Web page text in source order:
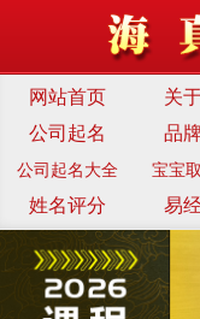
网站首页 关
公司起名
品
公司起名大全 宝宝
姓名评分
易